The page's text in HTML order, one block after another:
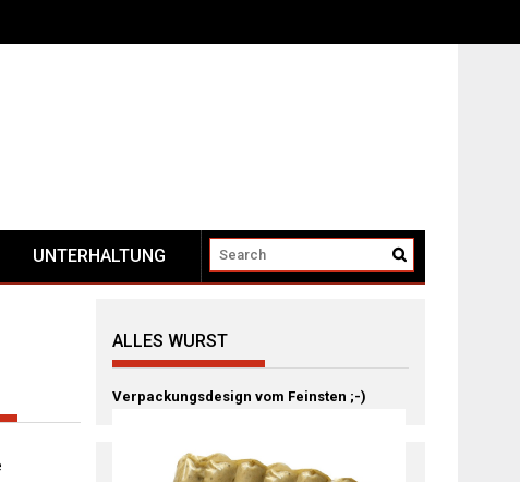
UNTERHALTUNG
ALLES WURST
Verpackungsdesign vom Feinsten ;-)